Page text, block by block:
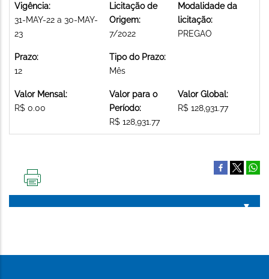
Vigência:
31-MAY-22 a 30-MAY-
23
Licitação de
Origem:
7/2022
Modalidade da
licitação:
PREGAO
Prazo:
12
Tipo do Prazo:
Mês
Valor Mensal:
R$ 0.00
Valor para o
Período:
R$ 128,931.77
Valor Global:
R$ 128,931.77
PÁGINA